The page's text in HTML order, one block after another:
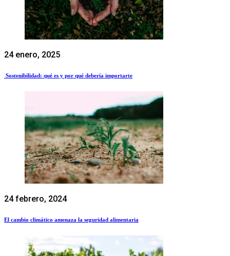
24 enero, 2025
Sostenibilidad: qué es y por qué debería importarte
24 febrero, 2024
El cambio climático amenaza la seguridad alimentaria